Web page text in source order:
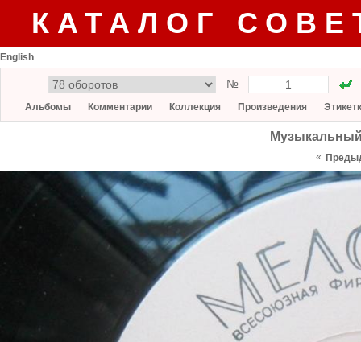
КАТАЛОГ
English
№
Альбомы Комментарии Коллекция Произведения
Музыкальный
«